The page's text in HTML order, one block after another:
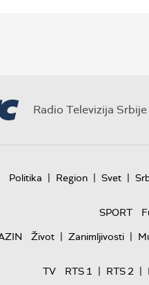
Radio Televizija Srbije
Politika | Region | Svet |
SPORT
Život | Zanimljivosti |
TV
RTS 1 | RTS 2 |